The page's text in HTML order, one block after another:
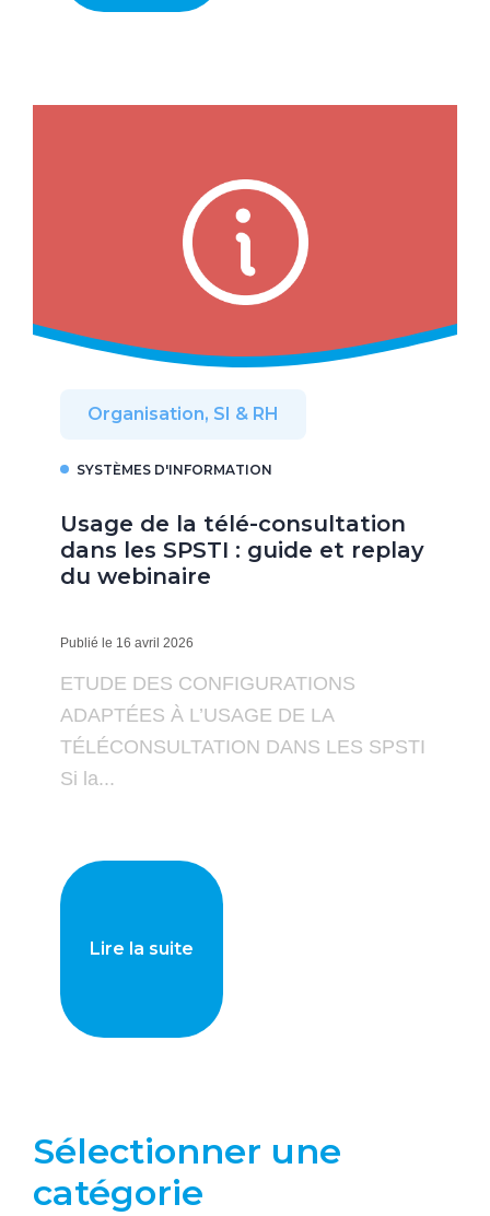
Organisation, SI & RH
SYSTÈMES D'INFORMATION
Usage de la télé-consultation
dans les SPSTI : guide et replay
du webinaire
Publié le 16 avril 2026
ETUDE DES CONFIGURATIONS
ADAPTÉES À L’USAGE DE LA
TÉLÉCONSULTATION DANS LES SPSTI
Si la...
Lire la suite
Sélectionner une
catégorie